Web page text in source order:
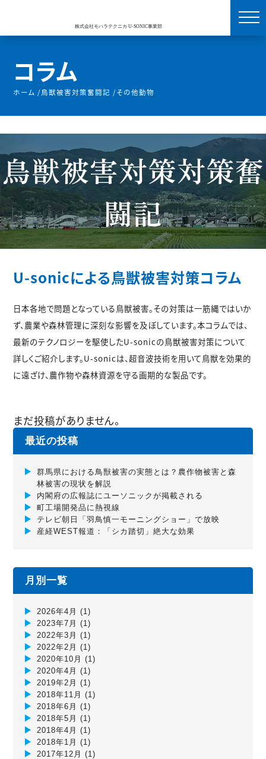
コラム
ホーム /鳥獣被害対策奮闘記 /その他動物
鳥獣被害対策対策奮
闘記
U-sonicによる鳥獣被害対策コラム
日本各地で問題となっている鳥獣被害。その対策は一筋縄ではいか
ず、農業や森林管理に深刻な影響を及ぼしています。本コラムでは、
最新のテクノロジーを駆使したU-sonicの鳥獣被害対策について
詳しくご紹介します。U-sonicは、超音波技術を用いて鳥獣を効果的
に遠ざけ、農作物や森林資源を守る画期的な製品です。
まだ投稿がありません。
最近の投稿
群馬県における鳥獣被害の実態とは？農作物被害と森
林被害の現状を解説
内閣府の広報誌にユーソニックが掲載される
町工場開発品に熱視線
テレビ朝日「羽鳥慎一モーニングショー」で放映
産経WEST報道：「シカ踏切」絶大な効果
月別一覧
2026年4月 (1)
2023年7月 (1)
2022年3月 (1)
2022年2月 (1)
2020年10月 (1)
2020年4月 (1)
2019年2月 (1)
2018年11月 (1)
2018年6月 (1)
2018年5月 (1)
2018年4月 (1)
2018年1月 (1)
2017年12月 (1)